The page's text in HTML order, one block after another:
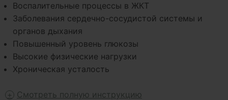
Воспалительные процессы в ЖКТ
Заболевания сердечно-сосудистой системы и
органов дыхания
Повышенный уровень глюкозы
Высокие физические нагрузки
Хроническая усталость
Смотреть полную инструкцию